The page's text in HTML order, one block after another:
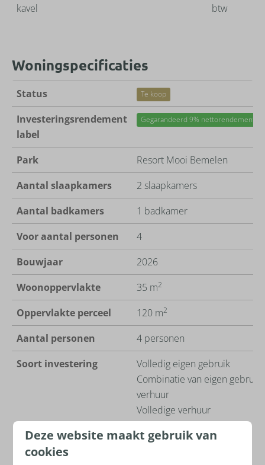
kavel
btw
Woningspecificaties
Status Te koop
Investeringsrendement
label
Gegarandeerd 9% nettorendement (5
Park
Resort Mooi Bemelen
Aantal slaapkamers
2 slaapkamers
Aantal badkamers
1 badkamer
Voor aantal personen
4
Bouwjaar
2026
Woonoppervlakte
35 m2
Oppervlakte perceel 120 m2
Aantal personen
4 personen
Soort investering
Volledig eigen gebruik
Combinatie van eigen gebruik
verhuur
Volledige verhuur
Deze website maakt gebruik van
cookies